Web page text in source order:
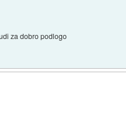
za dobro podlogo